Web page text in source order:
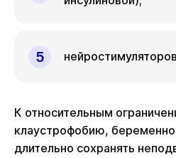
К относительным
клаустрофобию,
длительно сохранять